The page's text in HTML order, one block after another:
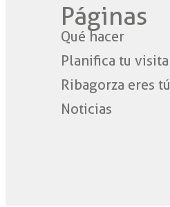
Páginas
Qué hacer
Planifica tu visita
Ribagorza eres tú
Noticias